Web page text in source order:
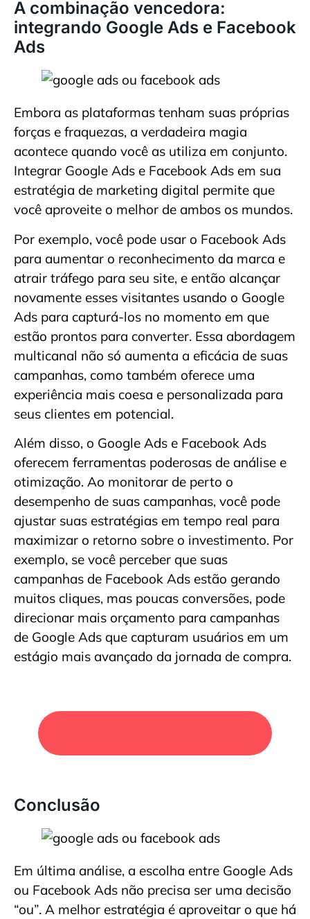
A combinação vencedora:
integrando Google Ads e Facebook
Ads
Embora as plataformas tenham suas próprias
forças e fraquezas, a verdadeira magia
acontece quando você as utiliza em conjunto.
Integrar Google Ads e Facebook Ads em sua
estratégia de marketing digital permite que
você aproveite o melhor de ambos os mundos.
Por exemplo, você pode usar o Facebook Ads
para aumentar o reconhecimento da marca e
atrair tráfego para seu site, e então alcançar
novamente esses visitantes usando o Google
Ads para capturá-los no momento em que
estão prontos para converter. Essa abordagem
multicanal não só aumenta a eficácia de suas
campanhas, como também oferece uma
experiência mais coesa e personalizada para
seus clientes em potencial.
Além disso, o Google Ads e Facebook Ads
oferecem ferramentas poderosas de análise e
otimização. Ao monitorar de perto o
desempenho de suas campanhas, você pode
ajustar suas estratégias em tempo real para
maximizar o retorno sobre o investimento. Por
exemplo, se você perceber que suas
campanhas de Facebook Ads estão gerando
muitos cliques, mas poucas conversões, pode
direcionar mais orçamento para campanhas
de Google Ads que capturam usuários em um
estágio mais avançado da jornada de compra.
Conclusão
Em última análise, a escolha entre Google Ads
ou Facebook Ads não precisa ser uma decisão
“ou”. A melhor estratégia é aproveitar o que há